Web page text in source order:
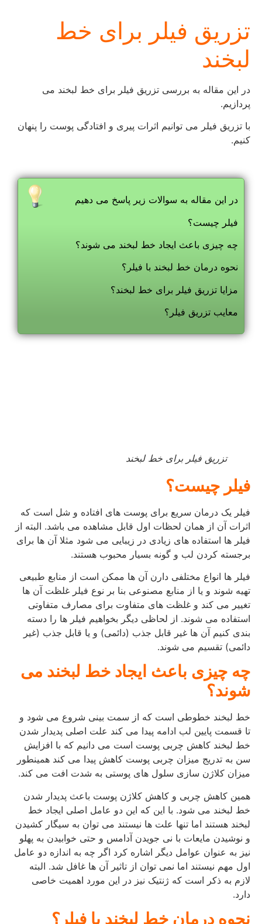
تزریق فیلر برای خط
لبخند
در این مقاله به بررسی تزریق فیلر برای خط لبخند می
پردازیم.
با تزریق فیلر می توانیم اثرات پیری و افتادگی پوست را پنهان
کنیم.
در این مقاله به سوالات زیر پاسخ می دهیم
فیلر چیست؟
چه چیزی باعث ایجاد خط لبخند می شوند؟
نحوه درمان خط لبخند با فیلر؟
مزایا تزریق فیلر برای خط لبخند؟
معایب تزریق فیلر؟
تزریق فیلر برای خط لبخند
فیلر چیست؟
فیلر یک درمان سریع برای پوست های افتاده و شل است که
اثرات آن از همان لحظات اول قابل مشاهده می باشد. البته از
فیلر ها استفاده های زیادی در زیبایی می شود مثلا آن ها برای
برجسته کردن لب و گونه بسیار محبوب هستند.
فیلر ها انواع مختلفی دارن آن ها ممکن است از منابع طبیعی
تهیه شوند و یا از منابع مصنوعی بنا بر نوع فیلر غلظت آن ها
تغییر می کند و غلظت های متفاوت برای مصارف متفاوتی
استفاده می شوند. از لحاظی دیگر بخواهیم فیلر ها را دسته
بندی کنیم آن ها غیر قابل جذب (دائمی) و یا قابل جذب (غیر
دائمی) تقسیم می شوند.
چه چیزی باعث ایجاد خط لبخند می
شوند؟
خط لبخند خطوطی است که از سمت بینی شروع می شود و
تا قسمت پایین لب ادامه پیدا می کند علت اصلی پدیدار شدن
خط لبخند کاهش چربی پوست است می دانیم که با افزایش
سن به تدریج میزان چربی پوست کاهش پیدا می کند همینطور
میزان کلاژن سازی سلول های پوستی به شدت افت می کند.
همین کاهش چربی و کاهش کلاژن پوست باعث پدیدار شدن
خط لبخند می شود. با این که این دو عامل اصلی ایجاد خط
لبخند هستند اما تنها علت ها نیستند می توان به سیگار کشیدن
و نوشیدن مایعات با نی جویدن آدامس و حتی خوابیدن به پهلو
نیز به عنوان عوامل دیگر اشاره کرد اگر چه به اندازه دو عامل
اول مهم نیستند اما نمی توان از تاثیر آن ها غافل شد. البته
لازم به ذکر است که ژنتیک نیز در این مورد اهمیت خاصی
دارد.
نحوه درمان خط لبخند با فیلر؟